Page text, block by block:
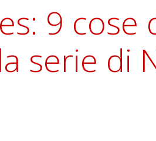
9 cose
serie di